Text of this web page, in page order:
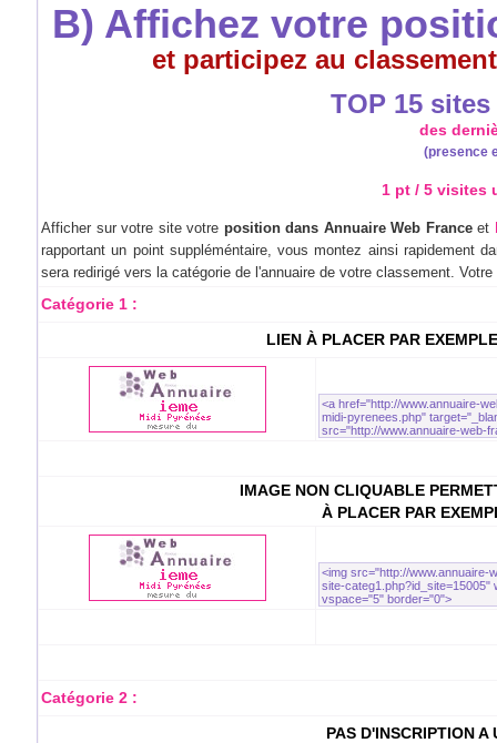
B) Affichez votre
et participez au
TOP 15
des
(presence
1 pt / 5 visites
Afficher sur votre site votre position dans Annuaire Web Franceet
rapportant un point suppléméntaire, vous montez ainsi rapidement
sera redirigé vers la catégorie de l'annuaire de votre classement.
Catégorie 1 :
LIEN À PLACER PAR
IMAGE NON CLIQUABLE
À PLACER PAR
Catégorie 2 :
PAS D'INSCRIPTION A